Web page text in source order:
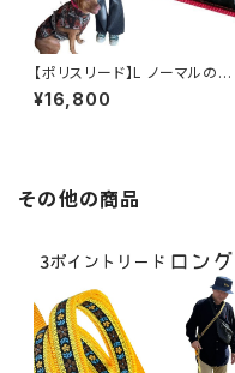
【ポリスリード】L ノーマルの長
さ セット 大型犬用 Lサイズ 3ポ
イントリードとハーフチョークカ
¥16,800
その他の商品